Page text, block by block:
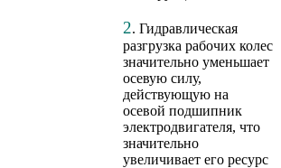
2. Гидравлическая
разгрузка рабочих колес
значительно уменьшает
осевую силу,
действующую на
осевой подшипник
электродвигателя, что
значительно
увеличивает его ресурс